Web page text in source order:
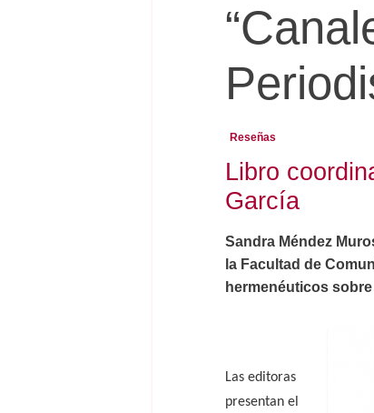
Reseñas
Libro
García
Sandra Méndez
la Facultad de
hermenéuticos
Las editoras
presentan el